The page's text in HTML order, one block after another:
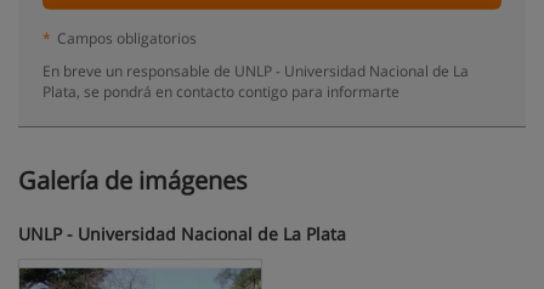
* Campos obligatorios
En breve un responsable de UNLP - Universidad Nacional de La
Plata, se pondrá en contacto contigo para informarte
Galería de imágenes
UNLP - Universidad Nacional de La Plata